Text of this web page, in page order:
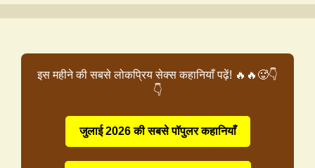
इस महीने की सबसे लोकप्रिय सेक्स कहानियाँ पढ़ें! 🔥🔥🥵👇
👇
जुलाई 2026 की सबसे पॉपुलर कहानियाँ